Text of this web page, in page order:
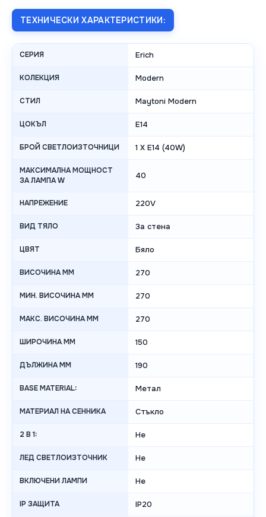
ТЕХНИЧЕСКИ ХАРАКТЕРИСТИКИ:
СЕРИЯ Erich
КОЛЕКЦИЯ Modern
СТИЛ Maytoni Modern
ЦОКЪЛ E14
БРОЙ СВЕТЛОИЗТОЧНИЦИ 1 X E14 (40W)
МАКСИМАЛНА МОЩНОСТ
ЗА ЛАМПА W
40
НАПРЕЖЕНИЕ 220V
ВИД ТЯЛО За стена
ЦВЯТ Бяло
ВИСОЧИНА MM 270
МИН. ВИСОЧИНА MM 270
МАКС. ВИСОЧИНА MM 270
ШИРОЧИНА MM 150
ДЪЛЖИНА MM 190
BASE MATERIAL: Метал
МАТЕРИАЛ НА СЕННИКА Стъкло
2 В 1: Не
ЛЕД СВЕТЛОИЗТОЧНИК Не
ВКЛЮЧЕНИ ЛАМПИ Не
IP ЗАЩИТА IP20